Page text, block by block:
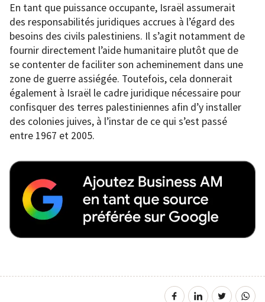
En tant que puissance occupante, Israël assumerait
des responsabilités juridiques accrues à l’égard des
besoins des civils palestiniens. Il s’agit notamment de
fournir directement l’aide humanitaire plutôt que de
se contenter de faciliter son acheminement dans une
zone de guerre assiégée. Toutefois, cela donnerait
également à Israël le cadre juridique nécessaire pour
confisquer des terres palestiniennes afin d’y installer
des colonies juives, à l’instar de ce qui s’est passé
entre 1967 et 2005.